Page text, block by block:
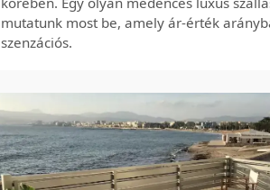
mutatunk most be, amely ár-érték
szenzációs.